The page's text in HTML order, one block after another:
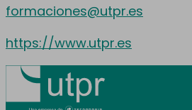
formaciones@utpr.es
https://www.utpr.es